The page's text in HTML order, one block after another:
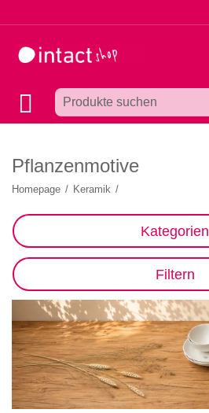
Pflanzenmotive
Homepage / Keramik /
Kategorien
Filtern